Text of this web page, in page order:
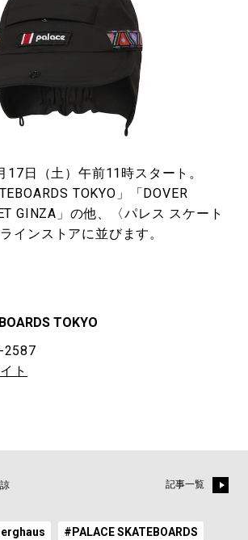
17日（土）午前11時スタート。
TOKYO」「DOVER
GINZA」の他、〈パレス スケート
インストアに並びます。
TOKYO
2587
ト
記事一覧
#PALACE SKATEBOARDS